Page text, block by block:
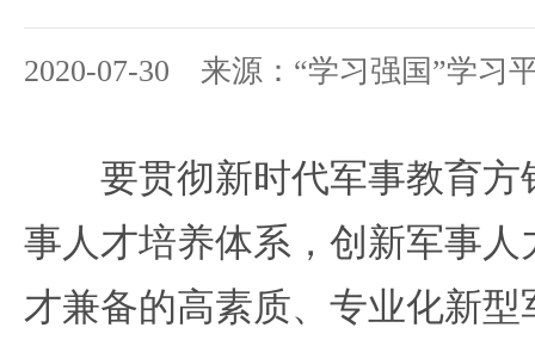
2020-07-30 来源：“学习强国”学习
要贯彻新时代军事教育方
事人才培养体系，创新军事
才兼备的高素质、专业化新